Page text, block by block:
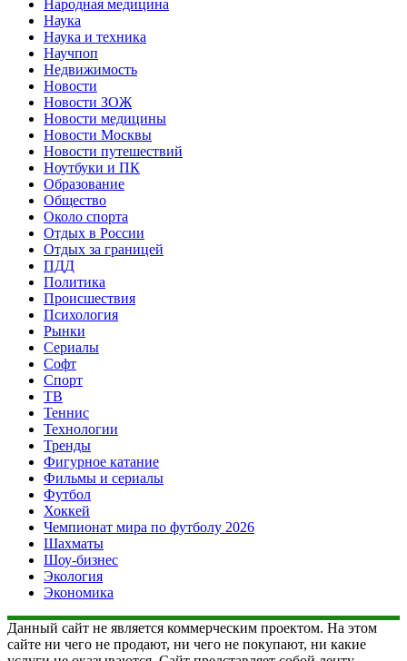
Народная медицина
Наука
Наука и техника
Научпоп
Недвижимость
Новости
Новости ЗОЖ
Новости медицины
Новости Москвы
Новости путешествий
Ноутбуки и ПК
Образование
Общество
Около спорта
Отдых в России
Отдых за границей
ПДД
Политика
Происшествия
Психология
Рынки
Сериалы
Софт
Спорт
ТВ
Теннис
Технологии
Тренды
Фигурное катание
Фильмы и сериалы
Футбол
Хоккей
Чемпионат мира по футболу 2026
Шахматы
Шоу-бизнес
Экология
Экономика
Данный сайт не является коммерческим проектом. На этом
сайте ни чего не продают, ни чего не покупают, ни какие